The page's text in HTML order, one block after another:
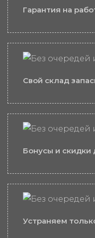
Гарантия на
Свой склад
Бонусы и скидки
Устраняем